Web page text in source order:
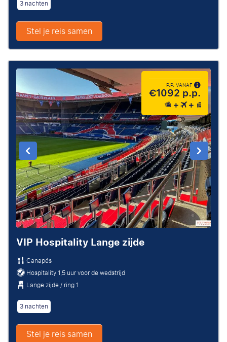
3 nachten
Stel je reis samen
P.P. VANAF
€1092 p.p.
VIP Hospitality Lange zijde
Canapés
Hospitality 1,5 uur voor de wedstrijd
Lange zijde / ring 1
3 nachten
Stel je reis samen